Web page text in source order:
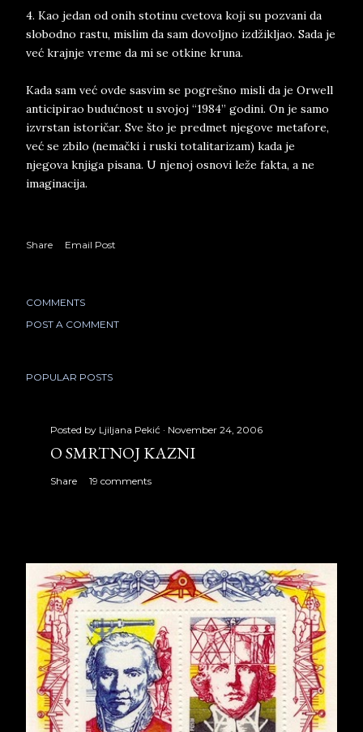
4. Kao jedan od onih stotinu cvetova koji su pozvani da
slobodno rastu, mislim da sam dovoljno izdžikljao. Sada je
već krajnje vreme da mi se otkine kruna.
Kada sam već ovde sasvim se pogrešno misli da je Orwell
anticipirao budućnost u svojoj “1984” godini. On je samo
izvrstan istoričar. Sve što je predmet njegove metafore,
već se zbilo (nemački i ruski totalitarizam) kada je
njegova knjiga pisana. U njenoj osnovi leže fakta, a ne
imaginacija.
Share Email Post
COMMENTS
POST A COMMENT
POPULAR POSTS
Posted by Ljiljana Pekić November 24, 2006
O SMRTNOJ KAZNI
Share 19 comments